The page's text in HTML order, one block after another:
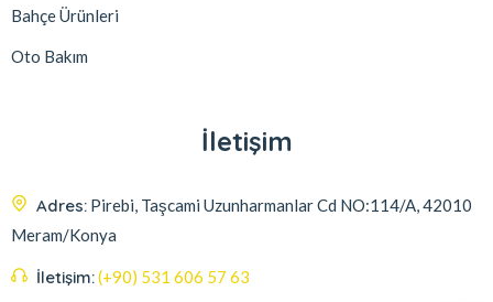
Bahçe Ürünleri
Oto Bakım
İletişim
Adres: Pirebi, Taşcami Uzunharmanlar Cd NO:114/A, 42010
Meram/Konya
İletişim:(+90) 531 606 57 63